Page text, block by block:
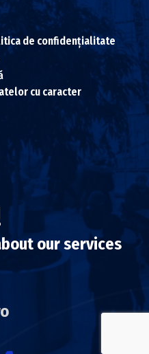
de confidențialitate
cu caracter
our services